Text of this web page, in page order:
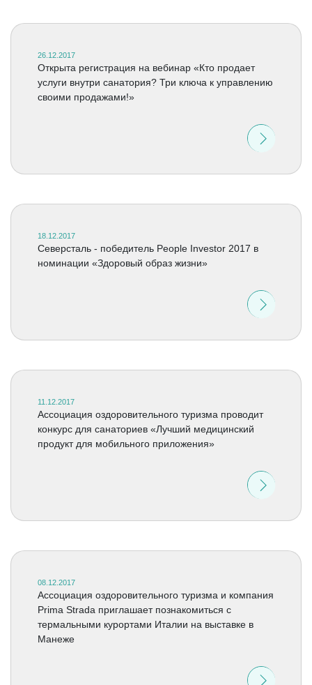
26.12.2017
Открыта регистрация на вебинар «Кто продает
услуги внутри санатория? Три ключа к управлению
своими продажами!»
18.12.2017
Северсталь - победитель People Investor 2017 в
номинации «Здоровый образ жизни»
11.12.2017
Ассоциация оздоровительного туризма проводит
конкурс для санаториев «Лучший медицинский
продукт для мобильного приложения»
08.12.2017
Ассоциация оздоровительного туризма и компания
Prima Strada приглашает познакомиться с
термальными курортами Италии на выставке в
Манеже